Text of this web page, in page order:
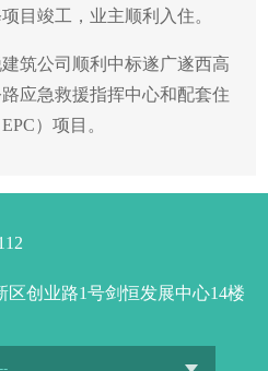
目竣工，业主顺利入住。
筑公司顺利中标遂广遂西高
应急救援指挥中心和配套住
）项目。
区创业路1号剑恒发展中心14楼